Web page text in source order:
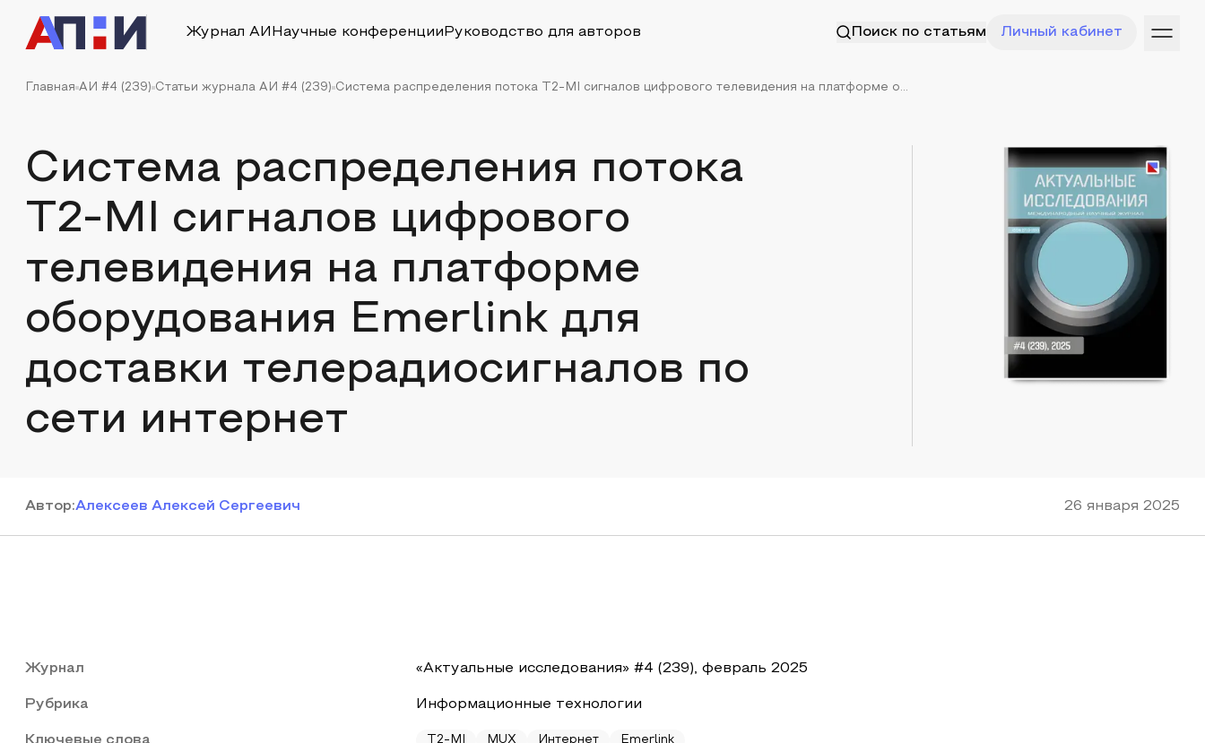
Журнал АИ Научные конференции Руководство для авторов Поиск по статьям Личный кабинет
Главная АИ #4 (239) Статьи журнала АИ #4 (239) Система распределения потока T2-MI сигналов цифрового телевидения на платформе о...
Система распределения потока
T2-MI сигналов цифрового
телевидения на платформе
оборудования Emerlink для
доставки телерадиосигналов по
сети интернет
Автор:Алексеев Алексей Сергеевич 26 января 2025
Журнал «Актуальные исследования» #4 (239), февраль 2025
Рубрика Информационные технологии
Ключевые слова T2-MI MUX Интернет Emerlink